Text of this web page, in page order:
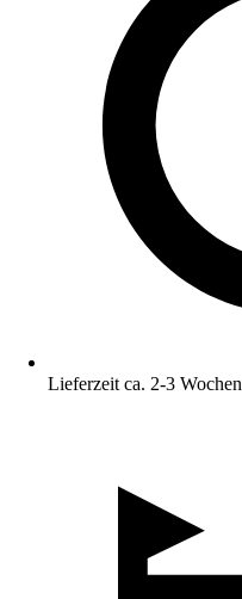
Lieferzeit ca. 2-3 Wochen